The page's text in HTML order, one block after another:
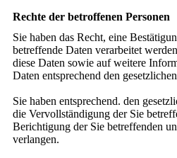
Rechte der betroffenen Personen
Sie haben das Recht, eine
betreffende Daten verarbeitet
diese Daten sowie auf weitere
Daten entsprechend den
Sie haben entsprechend. den
die Vervollständigung der Sie
Berichtigung der Sie betreffenden
verlangen.